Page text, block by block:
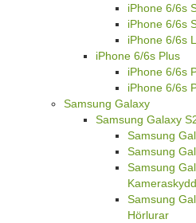
iPhone 6/6s
iPhone 6/6s
iPhone 6/6s
iPhone 6/6s Plus
iPhone 6/6s
iPhone 6/6s
Samsung Galaxy
Samsung Galaxy
Samsung
Samsung
Samsung
Kameraskydd
Samsung
Hörlurar